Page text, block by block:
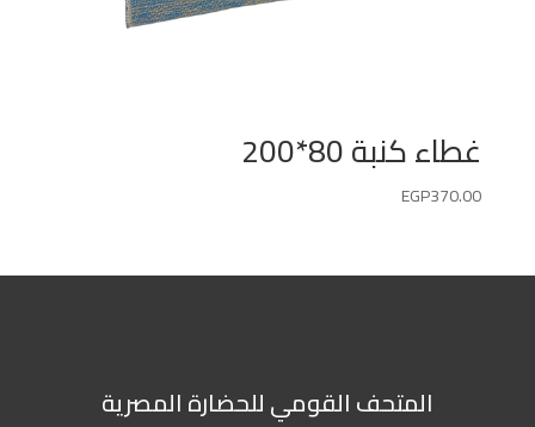
غطاء كنبة 80*200
EGP370.00
المتحف القومي للحضارة المصرية